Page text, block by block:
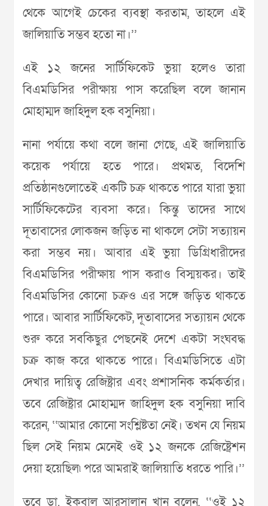
থেকে আগেই চেকের ব্যবস্থা করতাম, তাহলে এই
জালিয়াতি সম্ভব হতো না।’’
এই ১২ জনের সার্টিফিকেট ভুয়া হলেও তারা
বিএমডিসির পরীক্ষায় পাস করেছিল বলে জানান
মোহাম্মদ জাহিদুল হক বসুনিয়া।
নানা পর্যায়ে কথা বলে জানা গেছে, এই জালিয়াতি
কয়েক পর্যায়ে হতে পারে। প্রথমত, বিদেশি
প্রতিষ্ঠানগুলোতেই একটি চক্র থাকতে পারে যারা ভুয়া
সার্টিফিকেটের ব্যবসা করে। কিন্তু তাদের সাথে
দূতাবাসের লোকজন জড়িত না থাকলে সেটা সত্যায়ন
করা সম্ভব নয়। আবার এই ভুয়া ডিগ্রিধারীদের
বিএমডিসির পরীক্ষায় পাস করাও বিস্ময়কর। তাই
বিএমডিসির কোনো চক্রও এর সঙ্গে জড়িত থাকতে
পারে। আবার সার্টিফিকেট, দূতাবাসের সত্যায়ন থেকে
শুরু করে সবকিছুর পেছনেই দেশে একটা সংঘবদ্ধ
চক্র কাজ করে থাকতে পারে। বিএমডিসিতে এটা
দেখার দায়িত্ব রেজিষ্ট্রার এবং প্রশাসনিক কর্মকর্তার।
তবে রেজিষ্ট্রার মোহাম্মদ জাহিদুল হক বসুনিয়া দাবি
করেন, ‘‘আমার কোনো সংশ্লিষ্টতা নেই। তখন যে নিয়ম
ছিল সেই নিয়ম মেনেই ওই ১২ জনকে রেজিষ্ট্রেশন
দেয়া হয়েছিল৷ পরে আমরাই জালিয়াতি ধরতে পারি।’’
তবে ডা. ইকবাল আরসালান খান বলেন, ‘‘ওই ১২